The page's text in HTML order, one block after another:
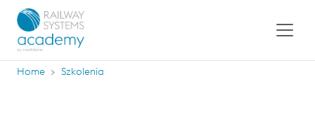
Home Szkolenia